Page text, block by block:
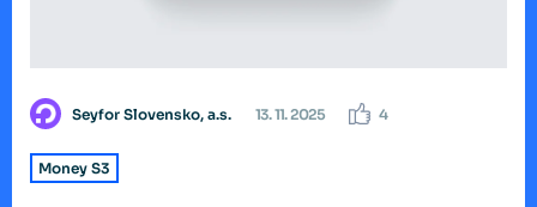
Seyfor Slovensko, a.s. 13. 11. 2025 4
Money S3